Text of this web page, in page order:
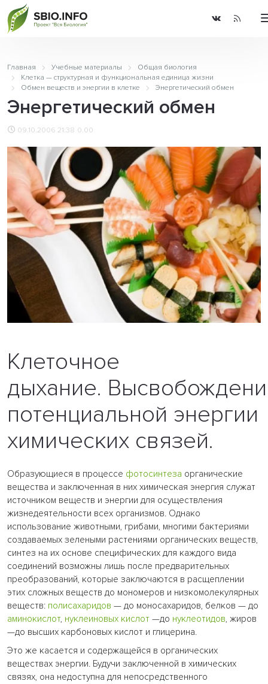
Главная Учебные материалы
Общая биология
Клетка — структурная и функциональная единица жизни
Обмен веществ и энергии в клетке
Энергетический обмен
Энергетический обмен
09.10.2006 21:38 0.00
Клеточное
дыхание.
потенциальной энергии
химических связей.
Образующиеся в процессе фотосинтеза органические
вещества и заключенная в них химическая энергия служат
источником веществ и энергии для осуществления
жизнедеятельности всех организмов. Однако
использование животными, грибами, многими бактериями
создаваемых зелеными растениями органических веществ,
синтез на их основе специфических для каждого вида
соединений возможны лишь после предварительных
преобразований, которые заключаются в расщеплении
этих сложных веществ до мономеров и низкомолекулярных
веществ: полисахаридов — до моносахаридов, белков — до
аминокислот, нуклеиновых кислот —до нуклеотидов, жиров
—до высших карбоновых кислот и глицерина.
Это же касается и содержащейся в органических
веществах энергии. Будучи заключенной в химических
связях, она недоступна для непосредственного